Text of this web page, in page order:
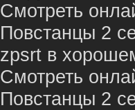
Смотреть
Повстанцы 2
zpsrt в
Смотреть
Повстанцы 2